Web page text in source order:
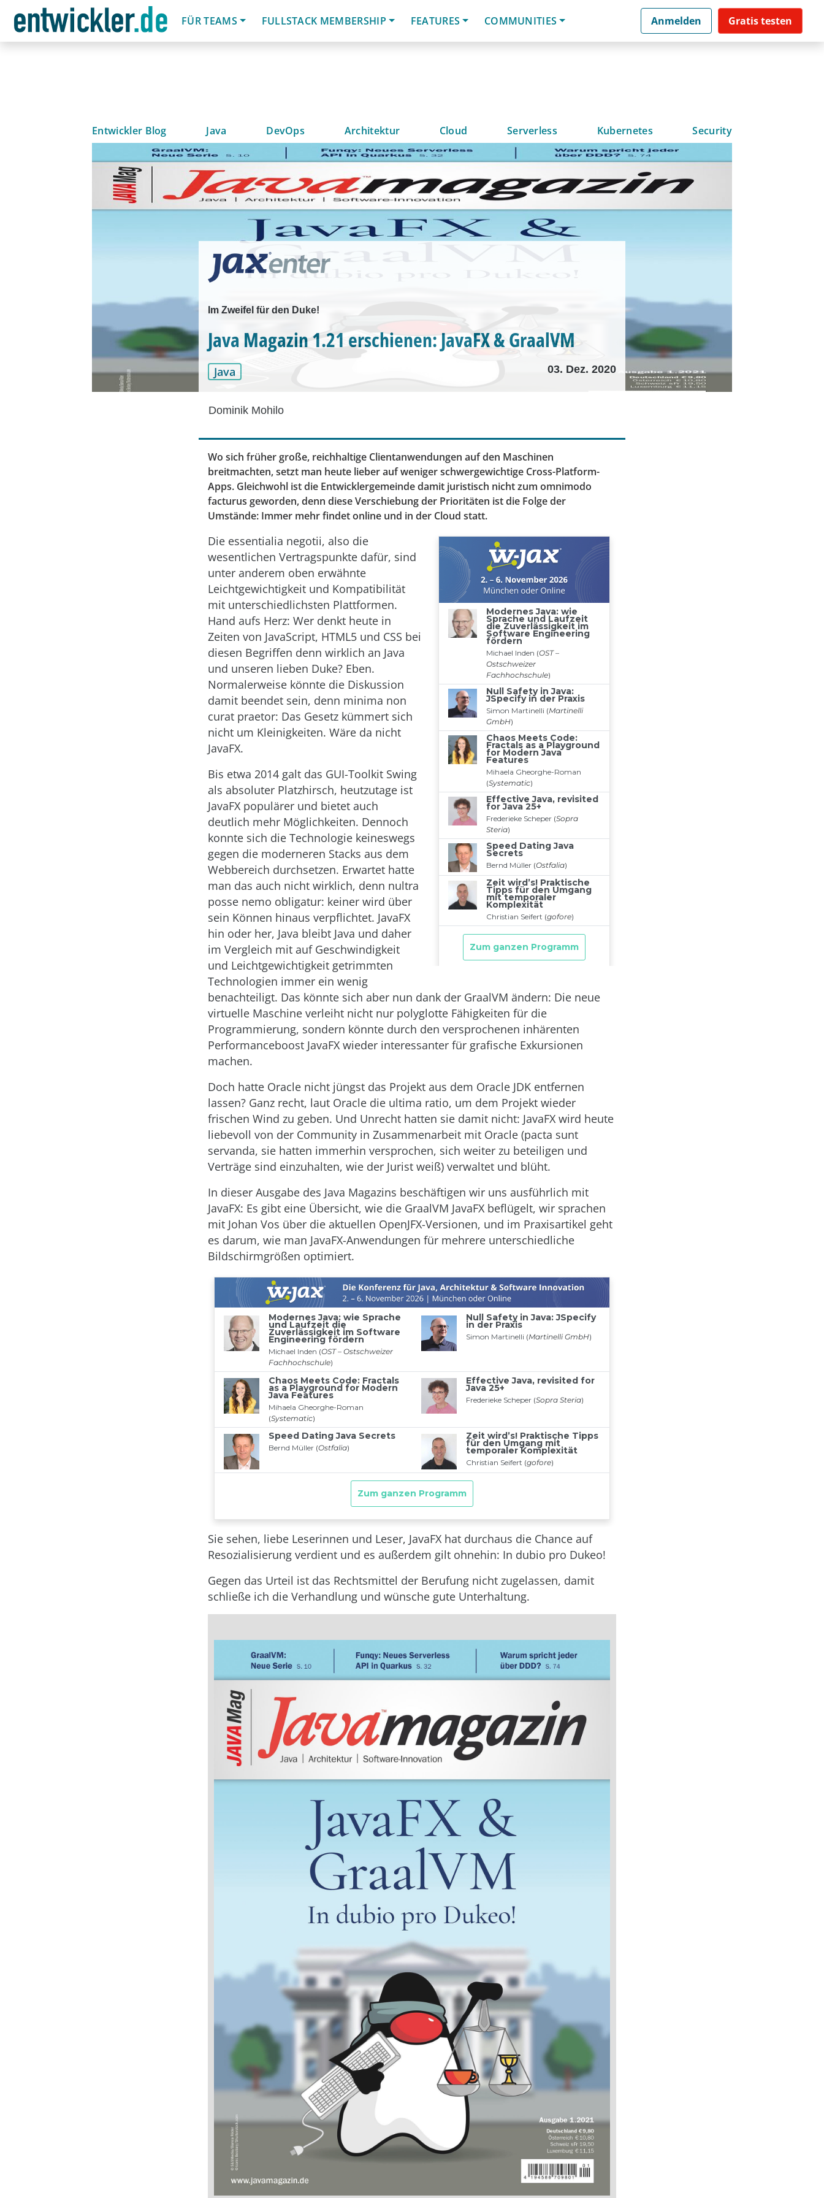
FÜR TEAMS
FULLSTACK MEMBERSHIP FEATURES COMMUNITIES Anmelden Gratis testen
Entwickler Blog Java DevOps Architektur Cloud Serverless Kubernetes Security
Im Zweifel für den Duke!
Java Magazin 1.21 erschienen: JavaFX & GraalVM
Java 03. Dez. 2020
Dominik Mohilo
Wo sich früher große, reichhaltige Clientanwendungen auf den Maschinen
breitmachten, setzt man heute lieber auf weniger schwergewichtige Cross-Platform-
Apps. Gleichwohl ist die Entwicklergemeinde damit juristisch nicht zum omnimodo
facturus geworden, denn diese Verschiebung der Prioritäten ist die Folge der
Umstände: Immer mehr findet online und in der Cloud statt.
Die essentialia negotii, also die
wesentlichen Vertragspunkte dafür, sind
unter anderem oben erwähnte
Leichtgewichtigkeit und Kompatibilität
mit unterschiedlichsten Plattformen.
Hand aufs Herz: Wer denkt heute in
Zeiten von JavaScript, HTML5 und CSS bei
diesen Begriffen denn wirklich an Java
und unseren lieben Duke? Eben.
Normalerweise könnte die Diskussion
damit beendet sein, denn minima non
curat praetor: Das Gesetz kümmert sich
nicht um Kleinigkeiten. Wäre da nicht
JavaFX.
Bis etwa 2014 galt das GUI-Toolkit Swing
als absoluter Platzhirsch, heutzutage ist
JavaFX populärer und bietet auch
deutlich mehr Möglichkeiten. Dennoch
konnte sich die Technologie keineswegs
gegen die moderneren Stacks aus dem
Webbereich durchsetzen. Erwartet hatte
man das auch nicht wirklich, denn nultra
posse nemo obligatur: keiner wird über
sein Können hinaus verpflichtet. JavaFX
hin oder her, Java bleibt Java und daher
im Vergleich mit auf Geschwindigkeit
und Leichtgewichtigkeit getrimmten
Technologien immer ein wenig
benachteiligt. Das könnte sich aber nun dank der GraalVM ändern: Die neue
virtuelle Maschine verleiht nicht nur polyglotte Fähigkeiten für die
Programmierung, sondern könnte durch den versprochenen inhärenten
Performanceboost JavaFX wieder interessanter für grafische Exkursionen
machen.
Doch hatte Oracle nicht jüngst das Projekt aus dem Oracle JDK entfernen
lassen? Ganz recht, laut Oracle die ultima ratio, um dem Projekt wieder
frischen Wind zu geben. Und Unrecht hatten sie damit nicht: JavaFX wird heute
liebevoll von der Community in Zusammenarbeit mit Oracle (pacta sunt
servanda, sie hatten immerhin versprochen, sich weiter zu beteiligen und
Verträge sind einzuhalten, wie der Jurist weiß) verwaltet und blüht.
In dieser Ausgabe des Java Magazins beschäftigen wir uns ausführlich mit
JavaFX: Es gibt eine Übersicht, wie die GraalVM JavaFX beflügelt, wir sprachen
mit Johan Vos über die aktuellen OpenJFX-Versionen, und im Praxisartikel geht
es darum, wie man JavaFX-Anwendungen für mehrere unterschiedliche
Bildschirmgrößen optimiert.
Sie sehen, liebe Leserinnen und Leser, JavaFX hat durchaus die Chance auf
Resozialisierung verdient und es außerdem gilt ohnehin: In dubio pro Dukeo!
Gegen das Urteil ist das Rechtsmittel der Berufung nicht zugelassen, damit
schließe ich die Verhandlung und wünsche gute Unterhaltung.